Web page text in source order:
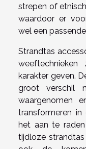
strepen of
waardoor er
wel een
Strandtas
karakter geven.
groot verschil
waargenomen
transformeren in
het aan te
tijdloze